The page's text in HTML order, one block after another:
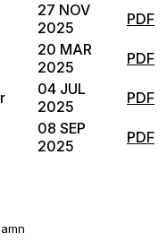
27 NOV
2025
PDF
20 MAR
2025
PDF
04 JUL
2025
PDF
08 SEP
2025
PDF